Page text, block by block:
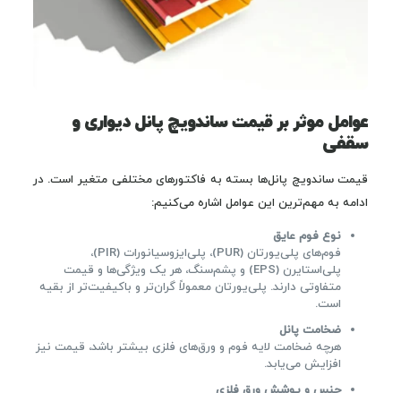
عوامل موثر بر قیمت ساندویچ پانل دیواری و
سقفی
قیمت ساندویچ پانل‌ها بسته به فاکتورهای مختلفی متغیر است. در
ادامه به مهم‌ترین این عوامل اشاره می‌کنیم:
نوع فوم عایق
فوم‌های پلی‌یورتان (PUR)، پلی‌ایزوسیانورات (PIR)،
پلی‌استایرن (EPS) و پشم‌سنگ، هر یک ویژگی‌ها و قیمت
متفاوتی دارند. پلی‌یورتان معمولاً گران‌تر و باکیفیت‌تر از بقیه
است.
ضخامت پانل
هرچه ضخامت لایه فوم و ورق‌های فلزی بیشتر باشد، قیمت نیز
افزایش می‌یابد.